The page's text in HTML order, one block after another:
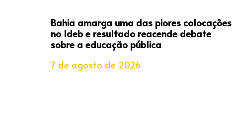
Bahia amarga uma das piores colocações
no Ideb e resultado reacende debate
sobre a educação pública
7 de agosto de 2026